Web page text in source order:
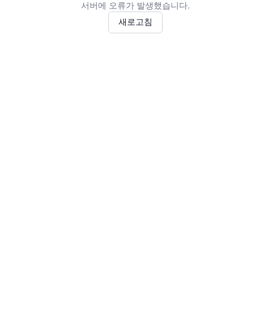
서버에 오류가 발생했습니다.
새로고침